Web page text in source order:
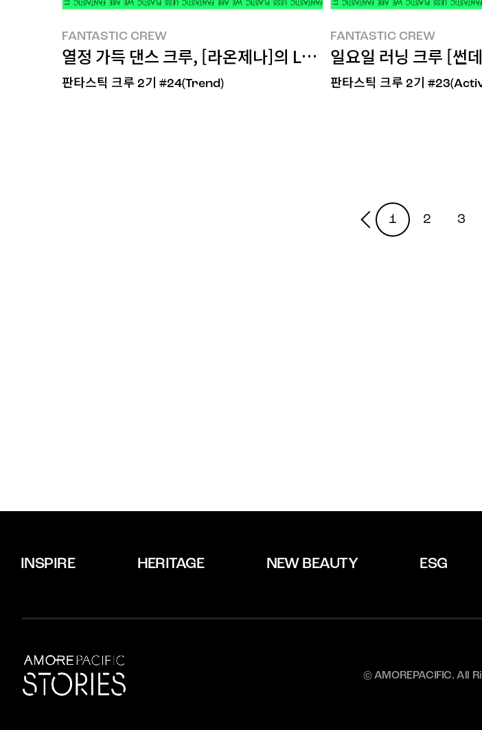
FANTASTIC CREW
열정 가득 댄스 크루, [라온제나]의 LESS PLASTIC! 한 활동
판타스틱 크루 2기 #24(Trend)
FANTASTIC CREW
일요일 러닝 크루 [썬
판타스틱 크루 2기
1 2 3
HERITAGE
INSPIRE ESG
NEW BEAUTY
© AMOREPACIFIC. All